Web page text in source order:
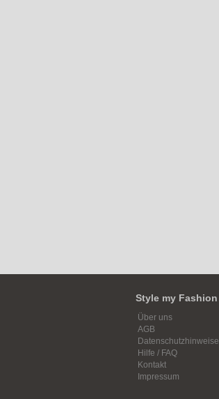
Style my Fashion
Über uns
AGB
Datenschutzhinweise
Hilfe / FAQ
Kontakt
Impressum